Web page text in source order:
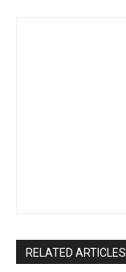
RELATED ARTICLES